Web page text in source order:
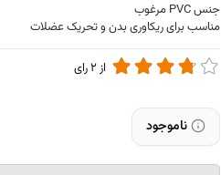
جنس PVC مرغوب
مناسب برای ریکاوری بدن و تحریک عضلات
از2رای
ناموجود